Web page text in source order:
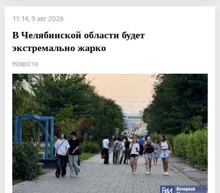
11:14, 9 авг 2026
В Челябинской области будет
экстремально жарко
Новости